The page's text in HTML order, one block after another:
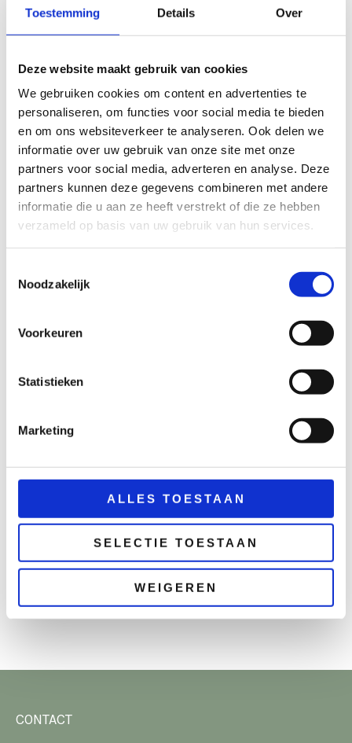
Toestemming Details Over
Deze website maakt gebruik van cookies
We gebruiken cookies om content en advertenties te
personaliseren, om functies voor social media te bieden
en om ons websiteverkeer te analyseren. Ook delen we
informatie over uw gebruik van onze site met onze
partners voor social media, adverteren en analyse. Deze
partners kunnen deze gegevens combineren met andere
informatie die u aan ze heeft verstrekt of die ze hebben
verzameld op basis van uw gebruik van hun services.
Noodzakelijk
Voorkeuren
Statistieken
Marketing
ALLES TOESTAAN
SELECTIE TOESTAAN
WEIGEREN
Tentbenodigdheden
Noodverlichting
TOEVOEGEN
AAN
WINKELWAGEN
Prikkabel
€34,25 excl. BTW
TOEVOEGEN
AAN
WINKELWAGEN
Aankleding
warm witte lampen
dimbaar – 25 meter
TOEVOEGEN
WINKELWAGEN
Prikkabel warm
witte lampen 25
meter
€34,25
TOEVOEGEN
WINKELWAGEN
CONTACT